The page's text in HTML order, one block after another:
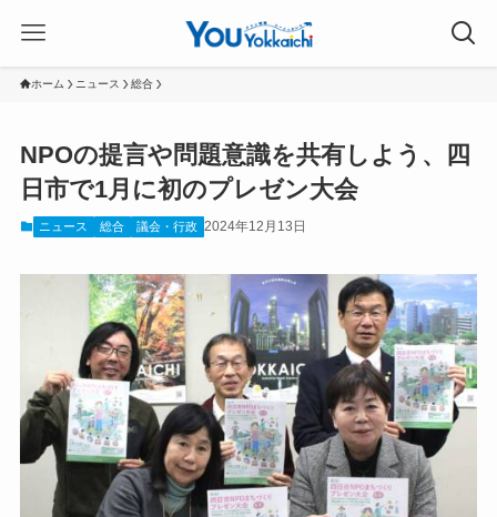
ホーム ニュース 総合
NPOの提言や問題意識を共有しよう、四
日市で1月に初のプレゼン大会
ニュース 総合 議会・行政 2024年12月13日